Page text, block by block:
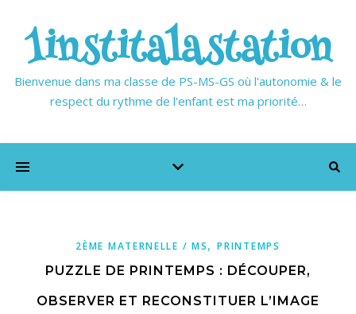
1institalastation
Bienvenue dans ma classe de PS-MS-GS où l'autonomie & le
respect du rythme de l'enfant est ma priorité…
2ÈME MATERNELLE / MS,PRINTEMPS
PUZZLE DE PRINTEMPS : DÉCOUPER,
OBSERVER ET RECONSTITUER L’IMAGE